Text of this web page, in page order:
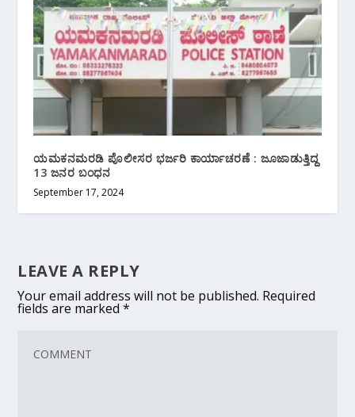
ಯಮಕನಮರಡಿ ಪೊಲೀಸರ ಭರ್ಜರಿ ಕಾರ್ಯಾಚರಣೆ : ಜೂಜಾಡುತ್ತಿದ್ದ
13 ಜನರ ಬಂಧನ
September 17, 2024
LEAVE A REPLY
Your email address will not be published. Required
fields are marked*